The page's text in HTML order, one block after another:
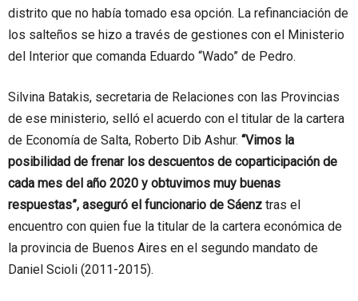
distrito que no había tomado esa opción. La refinanciación de
los salteños se hizo a través de gestiones con el Ministerio
del Interior que comanda Eduardo “Wado” de Pedro.
Silvina Batakis, secretaria de Relaciones con las Provincias
de ese ministerio, selló el acuerdo con el titular de la cartera
de Economía de Salta, Roberto Dib Ashur. “Vimos la
posibilidad de frenar los descuentos de coparticipación de
cada mes del año 2020 y obtuvimos muy buenas
respuestas”, aseguró el funcionario de Sáenz tras el
encuentro con quien fue la titular de la cartera económica de
la provincia de Buenos Aires en el segundo mandato de
Daniel Scioli (2011-2015).